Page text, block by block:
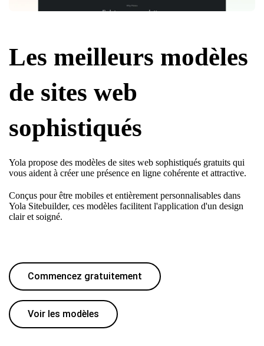
Les meilleurs modèles
de sites web
sophistiqués
Yola propose des modèles de sites web sophistiqués gratuits qui
vous aident à créer une présence en ligne cohérente et attractive.
Conçus pour être mobiles et entièrement personnalisables dans
Yola Sitebuilder, ces modèles facilitent l'application d'un design
clair et soigné.
Commencez gratuitement
Voir les modèles